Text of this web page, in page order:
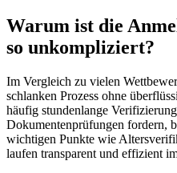
Warum ist die
so unkompliziert?
Im Vergleich zu vielen
schlanken Prozess ohne
häufig stundenlange
Dokumentenprüfungen fordern,
wichtigen Punkte wie
laufen transparent und effizient